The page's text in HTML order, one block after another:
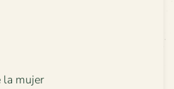
la mujer